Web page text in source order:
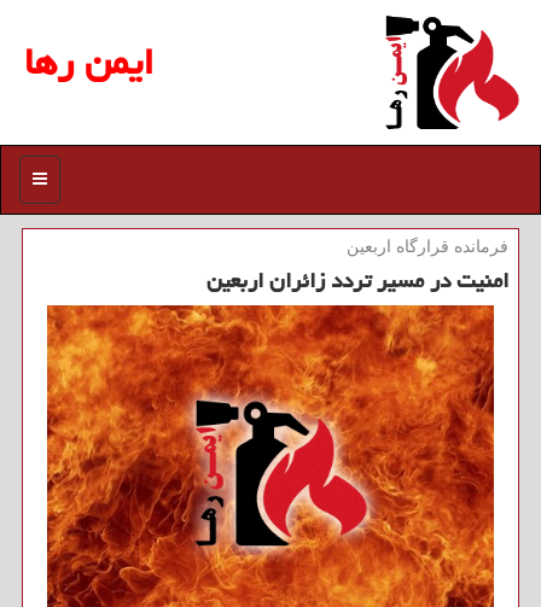
ایمن رها
منو
فرمانده قرارگاه اربعین
امنیت در مسیر تردد زائران اربعین